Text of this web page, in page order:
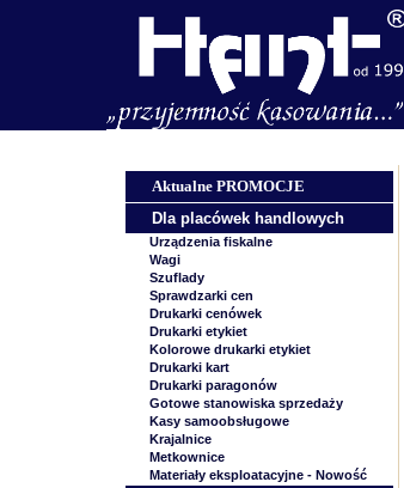
Aktualne PROMOCJE
Dla placówek handlowych
Urządzenia fiskalne
Wagi
Szuflady
Sprawdzarki cen
Drukarki cenówek
Drukarki etykiet
Kolorowe drukarki etykiet
Drukarki kart
Drukarki paragonów
Gotowe stanowiska sprzedaży
Kasy samoobsługowe
Krajalnice
Metkownice
Materiały eksploatacyjne - Nowość